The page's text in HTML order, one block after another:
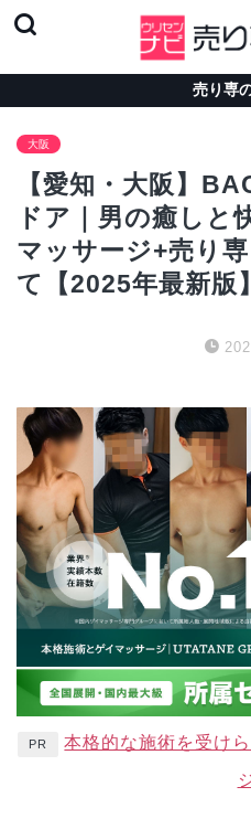
売り専
大阪
【愛知・大阪】
ドア｜男の癒しと
マッサージ+売り
て【2025年最新版】
PR 本格的な施術を受け